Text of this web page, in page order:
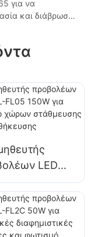
για να
και διάβρωση
LED
FL05 150W
και